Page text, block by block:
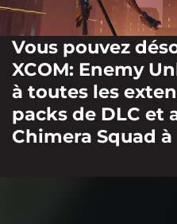
Vous pouvez
XCOM: Enemy
à toutes les
packs de DLC et
Chimera Squad